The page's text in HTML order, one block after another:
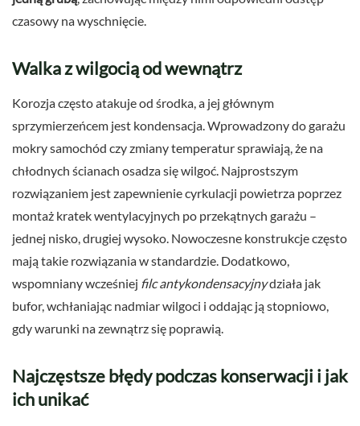
czasowy na wyschnięcie.
Walka z wilgocią od wewnątrz
Korozja często atakuje od środka, a jej głównym
sprzymierzeńcem jest kondensacja. Wprowadzony do garażu
mokry samochód czy zmiany temperatur sprawiają, że na
chłodnych ścianach osadza się wilgoć. Najprostszym
rozwiązaniem jest zapewnienie cyrkulacji powietrza poprzez
montaż kratek wentylacyjnych po przekątnych garażu –
jednej nisko, drugiej wysoko. Nowoczesne konstrukcje często
mają takie rozwiązania w standardzie. Dodatkowo,
wspomniany wcześniej filc antykondensacyjnydziała jak
bufor, wchłaniając nadmiar wilgoci i oddając ją stopniowo,
gdy warunki na zewnątrz się poprawią.
Najczęstsze błędy podczas konserwacji i jak
ich unikać